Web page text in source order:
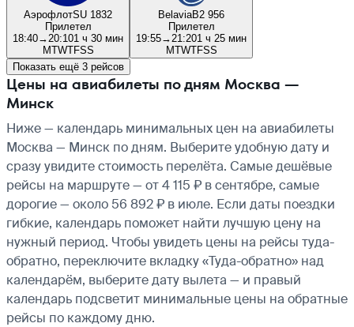
АэрофлотSU 1832
Прилетел
18:40→ 20:101 ч 30 мин
MTWTFSS
BelaviaB2 956
Прилетел
19:55→ 21:201 ч 25 мин
MTWTFSS
Показать ещё 3 рейсов
Цены на авиабилеты по дням Москва —
Минск
Ниже — календарь минимальных цен на авиабилеты
Москва — Минск по дням. Выберите удобную дату и
сразу увидите стоимость перелёта. Самые дешёвые
рейсы на маршруте — от 4 115 ₽ в сентябре, самые
дорогие — около 56 892 ₽ в июле. Если даты поездки
гибкие, календарь поможет найти лучшую цену на
нужный период. Чтобы увидеть цены на рейсы туда-
обратно, переключите вкладку «Туда-обратно» над
календарём, выберите дату вылета — и правый
календарь подсветит минимальные цены на обратные
рейсы по каждому дню.